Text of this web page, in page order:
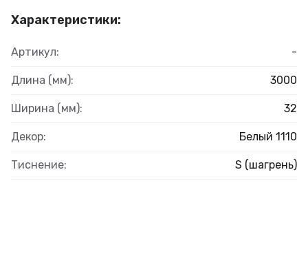
Характеристики:
Артикул: -
Длина (мм): 3000
Ширина (мм): 32
Декор: Белый 1110
Тиснение: S (шагрень)